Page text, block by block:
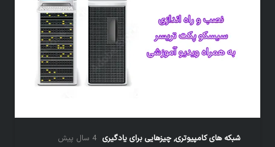
شبکه های کامپیوتری, چیزهایی برای یادگیری 4 سال پیش